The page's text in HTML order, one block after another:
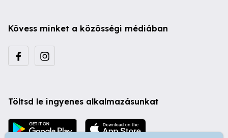
Kövess minket a közösségi médiában
Töltsd le ingyenes alkalmazásunkat